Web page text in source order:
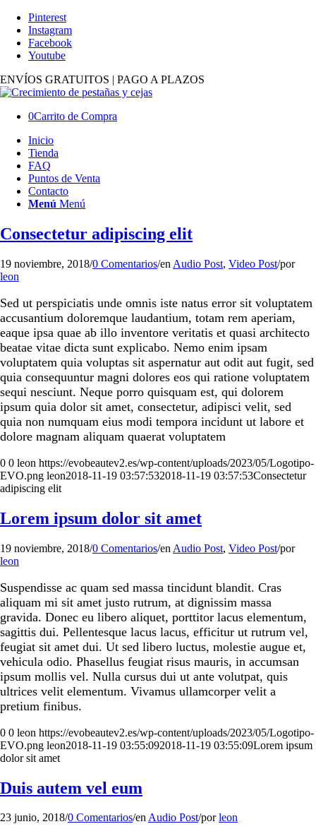
Pinterest
Instagram
Facebook
Youtube
ENVÍOS GRATUITOS | PAGO A PLAZOS
0Carrito de Compra
Inicio
Tienda
FAQ
Puntos de Venta
Contacto
Menú Menú
Consectetur adipiscing elit
19 noviembre, 2018/0 Comentarios/en Audio Post, Video Post/por
leon
Sed ut perspiciatis unde omnis iste natus error sit voluptatem
accusantium doloremque laudantium, totam rem aperiam,
eaque ipsa quae ab illo inventore veritatis et quasi architecto
beatae vitae dicta sunt explicabo. Nemo enim ipsam
voluptatem quia voluptas sit aspernatur aut odit aut fugit, sed
quia consequuntur magni dolores eos qui ratione voluptatem
sequi nesciunt. Neque porro quisquam est, qui dolorem
ipsum quia dolor sit amet, consectetur, adipisci velit, sed
quia non numquam eius modi tempora incidunt ut labore et
dolore magnam aliquam quaerat voluptatem
0 0 leon https://evobeautev2.es/wp-content/uploads/2023/05/Logotipo-
EVO.png leon2018-11-19 03:57:532018-11-19 03:57:53Consectetur
adipiscing elit
Lorem ipsum dolor sit amet
19 noviembre, 2018/0 Comentarios/en Audio Post, Video Post/por
leon
Suspendisse ac quam sed massa tincidunt blandit. Cras
aliquam mi sit amet justo rutrum, at dignissim massa
gravida. Donec eu libero aliquet, porttitor lacus elementum,
sagittis dui. Pellentesque lacus lacus, efficitur ut rutrum vel,
feugiat sit amet dui. Ut sed libero luctus, molestie augue et,
vehicula odio. Phasellus feugiat risus mauris, in accumsan
ipsum mollis vel. Nulla cursus dui ut ante volutpat, quis
ultrices velit elementum. Vivamus ullamcorper velit a
pretium finibus.
0 0 leon https://evobeautev2.es/wp-content/uploads/2023/05/Logotipo-
EVO.png leon2018-11-19 03:55:092018-11-19 03:55:09Lorem ipsum
dolor sit amet
Duis autem vel eum
23 junio, 2018/0 Comentarios/enAudio Post/porleon